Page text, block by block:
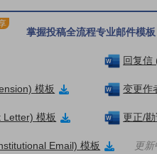
掌握投稿全流程专业邮件模
回复信
模板 变更作
Letter) 模板 更正/
Email) 模板 更